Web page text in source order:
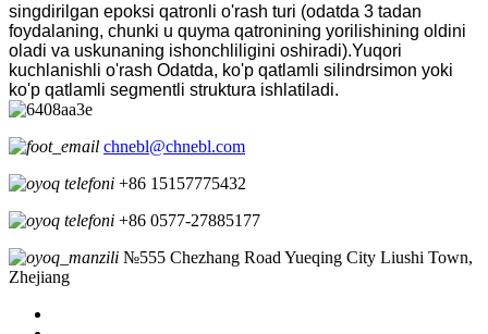
singdirilgan epoksi qatronli o'rash turi (odatda 3 tadan
foydalaning, chunki u quyma qatronining yorilishining oldini
oladi va uskunaning ishonchliligini oshiradi).Yuqori
kuchlanishli o'rash Odatda, ko'p qatlamli silindrsimon yoki
ko'p qatlamli segmentli struktura ishlatiladi.
chnebl@chnebl.com
+86 15157775432
+86 0577-27885177
№555 Chezhang Road Yueqing City Liushi Town,
Zhejiang